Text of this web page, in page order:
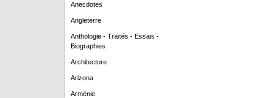
Anecdotes
Angleterre
Anthologie - Traités - Essais -
Biographies
Architecture
Arizona
Arménie